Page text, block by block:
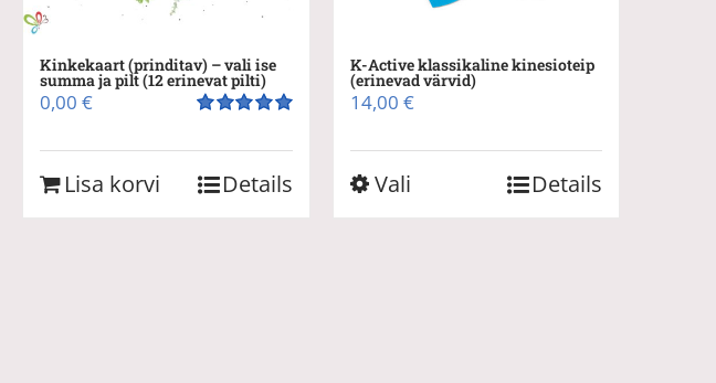
Kinkekaart (prinditav) – vali ise
summa ja pilt (12 erinevat pilti)
5.00/ 5
0,00€
Lisa korvi Details
K-Active klassikaline kinesioteip
(erinevad värvid)
14,00 €
ValiSellel
Details